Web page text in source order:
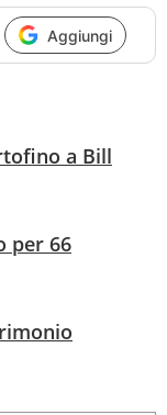
Aggiungi
a Bill
per 66